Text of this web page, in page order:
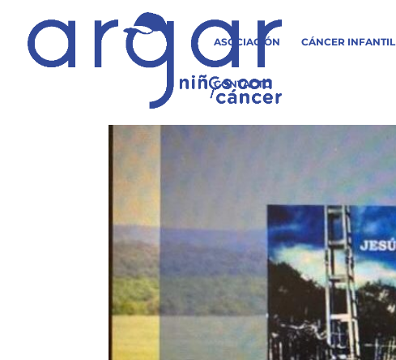
ASOCIACIÓN CÁNCER INFANTIL
CONTACTO